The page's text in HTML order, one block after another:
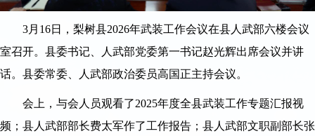
3月16日，梨树县2026年武装工作会议在县人武部六楼会议
室召开。县委书记、人武部党委第一书记赵光辉出席会议并讲
话。县委常委、人武部政治委员高国正主持会议。
会上，与会人员观看了2025年度全县武装工作专题汇报视
频；县人武部部长费太军作了工作报告；县人武部文职副部长张